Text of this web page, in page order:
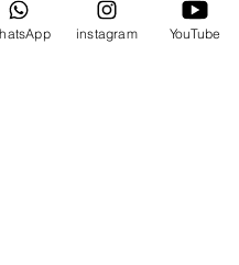
instagram YouTube